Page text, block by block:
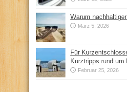
Warum
März 5, 2026
Für
Kurztripps rund um
Februar 25, 2026